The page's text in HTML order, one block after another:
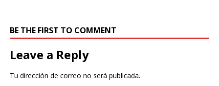
BE THE FIRST TO COMMENT
Leave a Reply
Tu dirección de correo no será publicada.